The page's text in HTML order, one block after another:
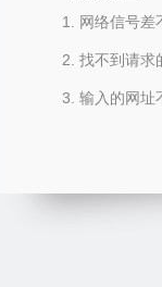
网络信号差
找不到请求
输入的网址